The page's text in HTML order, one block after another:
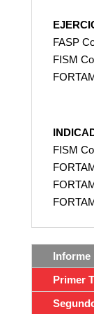
FASP
FISM
FISM
Informe
Primer